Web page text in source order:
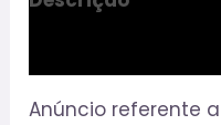
Anúncio referente